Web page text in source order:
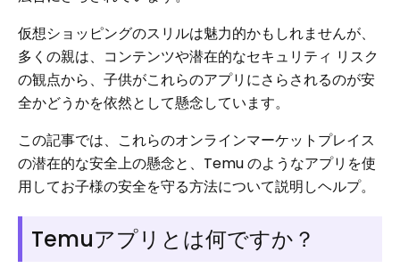
仮想ショッピングのスリルは魅力的かもしれませんが、
多くの親は、コンテンツや潜在的なセキュリティ リスク
の観点から、子供がこれらのアプリにさらされるのが安
全かどうかを依然として懸念しています。
この記事では、これらのオンラインマーケットプレイス
の潜在的な安全上の懸念と、Temu のようなアプリを使
用してお子様の安全を守る方法について説明しヘルプ。
Temuアプリとは何ですか？